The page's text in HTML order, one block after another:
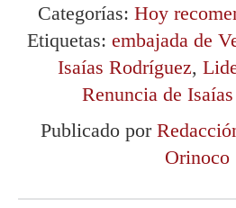
Categorías: Hoy
Etiquetas: embajada de
Isaías Rodríguez,
Renuncia de
Publicado por
Orinoco